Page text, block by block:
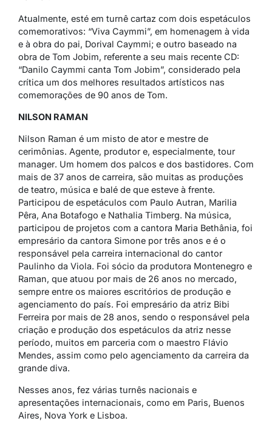
Atualmente, esté em turnê cartaz com dois espetáculos
comemorativos: “Viva Caymmi”, em homenagem à vida
e à obra do pai, Dorival Caymmi; e outro baseado na
obra de Tom Jobim, referente a seu mais recente CD:
“Danilo Caymmi canta Tom Jobim”, considerado pela
crítica um dos melhores resultados artísticos nas
comemorações de 90 anos de Tom.
NILSON RAMAN
Nilson Raman é um misto de ator e mestre de
cerimônias. Agente, produtor e, especialmente, tour
manager. Um homem dos palcos e dos bastidores. Com
mais de 37 anos de carreira, são muitas as produções
de teatro, música e balé de que esteve à frente.
Participou de espetáculos com Paulo Autran, Marilia
Pêra, Ana Botafogo e Nathalia Timberg. Na música,
participou de projetos com a cantora Maria Bethânia, foi
empresário da cantora Simone por três anos e é o
responsável pela carreira internacional do cantor
Paulinho da Viola. Foi sócio da produtora Montenegro e
Raman, que atuou por mais de 26 anos no mercado,
sempre entre os maiores escritórios de produção e
agenciamento do país. Foi empresário da atriz Bibi
Ferreira por mais de 28 anos, sendo o responsável pela
criação e produção dos espetáculos da atriz nesse
período, muitos em parceria com o maestro Flávio
Mendes, assim como pelo agenciamento da carreira da
grande diva.
Nesses anos, fez várias turnês nacionais e
apresentações internacionais, como em Paris, Buenos
Aires, Nova York e Lisboa.